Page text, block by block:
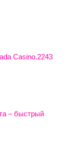
Casino.2243
– быстрый